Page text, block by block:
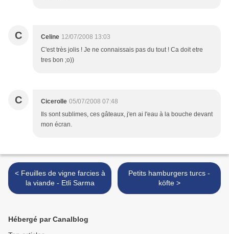
C Celine 12/07/2008 13:03
C'est très jolis ! Je ne connaissais pas du tout ! Ca doit etre
tres bon ;o))
C Cicerolle 05/07/2008 07:48
Ils sont sublimes, ces gâteaux, j'en ai l'eau à la bouche devant
mon écran.
< Feuilles de vigne farcies à
la viande - Etli Sarma
Petits hamburgers turcs -
köfte >
Hébergé par Canalblog